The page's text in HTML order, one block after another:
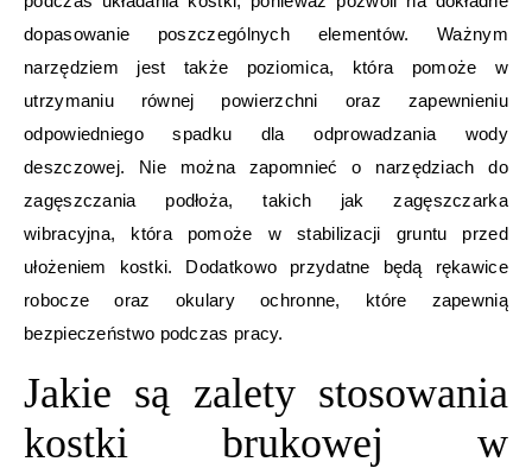
dopasowanie poszczególnych elementów. Ważnym
narzędziem jest także poziomica, która pomoże w
utrzymaniu równej powierzchni oraz zapewnieniu
odpowiedniego spadku dla odprowadzania wody
deszczowej. Nie można zapomnieć o narzędziach do
zagęszczania podłoża, takich jak zagęszczarka
wibracyjna, która pomoże w stabilizacji gruntu przed
ułożeniem kostki. Dodatkowo przydatne będą rękawice
robocze oraz okulary ochronne, które zapewnią
bezpieczeństwo podczas pracy.
Jakie są zalety stosowania
kostki brukowej w